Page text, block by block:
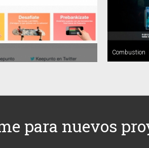
Combustion
para nuevos